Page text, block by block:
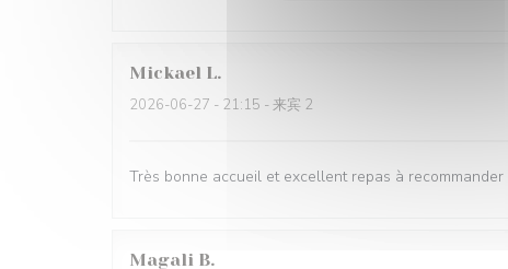
Mickael L
2026-06-27 - 21:15 - 来宾 2
Très bonne accueil et excellent repas à recommander
Magali B